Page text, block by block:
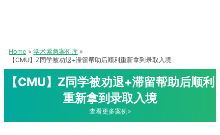
Home
学术紧急案例库
【CMU】Z同学被劝退+滞留帮助后顺利重新拿到录取入境
【CMU】Z同学被劝退+滞留帮助后顺利
重新拿到录取入境
查看更多案例»